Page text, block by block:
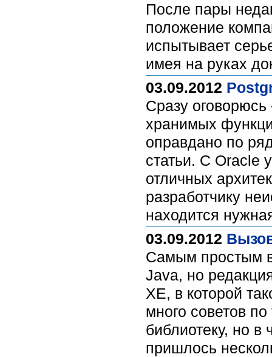
После пары
положение
испытывает
имея на руках
03.09.2012
Сразу
хранимых
оправдано по
статьи. C Oracle
отличных
разработчику
находится
03.09.2012
Самым простым
Java, но
XE, в которой
много советов
библиотеку, но в
пришлось